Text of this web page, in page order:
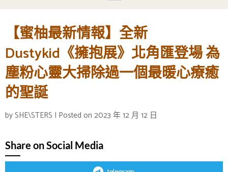
【蜜柚最新情報】全新
Dustykid《擁抱展》北角匯登場 為
塵粉心靈大掃除過一個最暖心療癒
的聖誕
by SHE\STERS | Posted on 2023 年 12 月 12 日
Share on Social Media